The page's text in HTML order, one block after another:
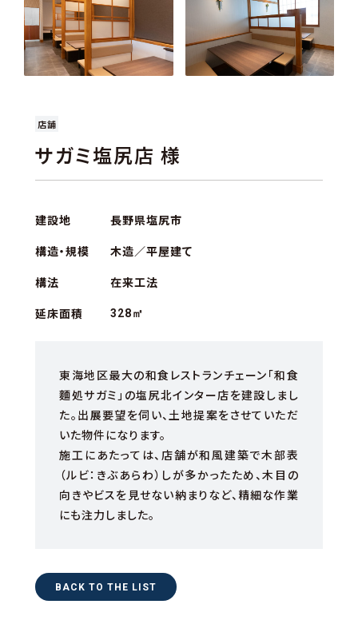
店舗
サガミ塩尻店 様
建設地
長野県塩尻市
構造・規模
木造／平屋建て
構法
在来工法
延床面積
328㎡
東海地区最大の和食レストランチェーン「和食
麵処サガミ」の塩尻北インター店を建設しまし
た。出展要望を伺い、土地提案をさせていただ
いた物件になります。
施工にあたっては、店舗が和風建築で木部表
（ルビ：きぶあらわ）しが多かったため、木目の
向きやビスを見せない納まりなど、精細な作業
にも注力しました。
BACK TO THE LIST